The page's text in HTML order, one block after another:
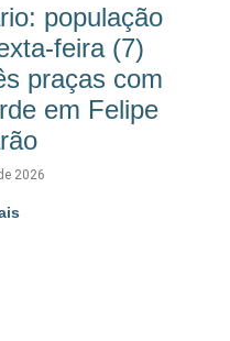
população
feira (7)
praças com
em Felipe
2026